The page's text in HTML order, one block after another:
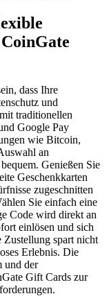
dass Ihre
und
traditionellen
Google Pay
wie Bitcoin,
an
Genießen Sie
Geschenkkarten
zugeschnitten
Sie einfach eine
Code wird direkt an
einlösen und sich
Zustellung spart nicht
Erlebnis. Die
und der
Gift Cards zur